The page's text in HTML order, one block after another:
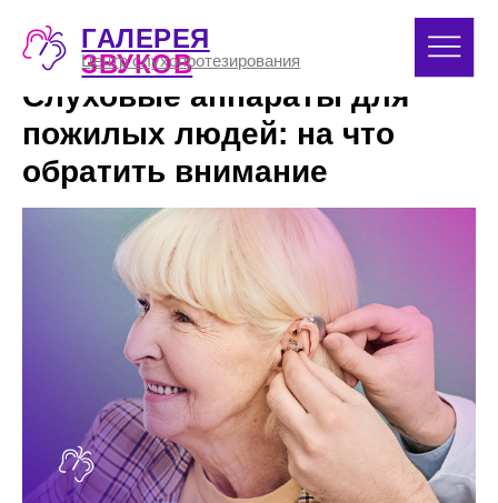
ГАЛЕРЕЯ
ЗВУКОВ
Центр слухопротезирования
8 (391)
Слуховые аппараты для
пожилых людей: на что
обратить внимание